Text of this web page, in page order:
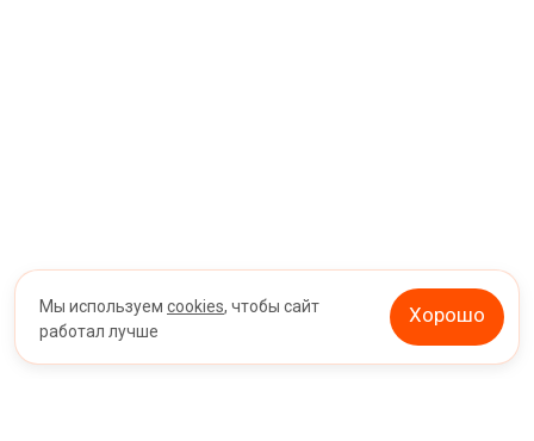
Мы используем cookies, чтобы сайт
работал лучше
Хорошо